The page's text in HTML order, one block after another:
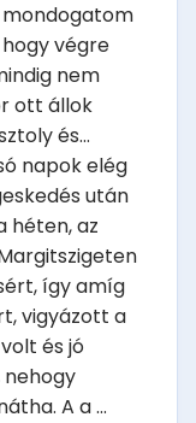
végre
nem
ott állok
és...
napok elég
után
héten, az
így amíg
vigyázott a
és jó
A a ...